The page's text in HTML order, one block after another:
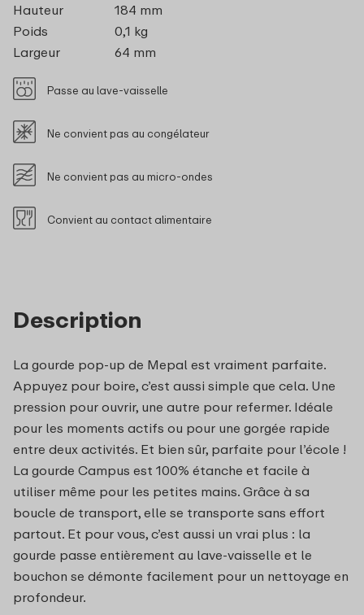
Description
La gourde pop-up de Mepal est vraiment parfaite.
Appuyez pour boire, c’est aussi simple que cela. Une
pression pour ouvrir, une autre pour refermer. Idéale
pour les moments actifs ou pour une gorgée rapide
entre deux activités. Et bien sûr, parfaite pour l’école !
La gourde Campus est 100% étanche et facile à
utiliser même pour les petites mains. Grâce à sa
boucle de transport, elle se transporte sans effort
partout. Et pour vous, c’est aussi un vrai plus : la
gourde passe entièrement au lave-vaisselle et le
bouchon se démonte facilement pour un nettoyage en
profondeur.
Hauteur
184 mm
Poids
0,1 kg
Largeur
64 mm
Passe au lave-vaisselle
Ne convient pas au congélateur
Ne convient pas au micro-ondes
Convient au contact alimentaire